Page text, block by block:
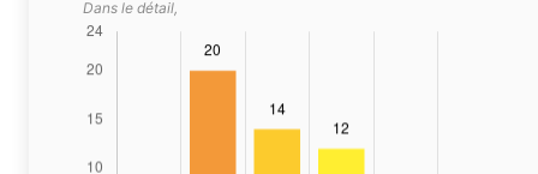
Dans le détail,